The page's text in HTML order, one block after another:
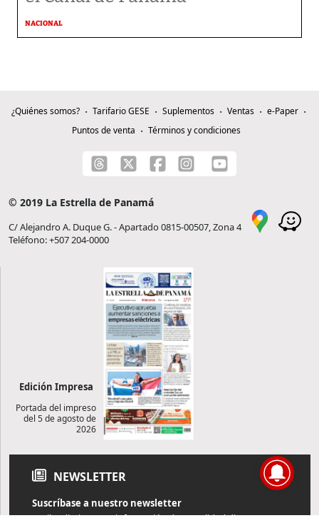
NACIONAL
¿Quiénes somos? Tarifario GESE Suplementos Ventas
e-Paper
Puntos de venta
Términos y condiciones
© 2019 La Estrella de Panamá
C/ Alejandro A. Duque G. - Apartado 0815-00507, Zona 4
Teléfono: +507 204-0000
Edición Impresa
Portada del impreso
del 5 de agosto de
2026
NEWSLETTER
Suscríbase a nuestro newsletter
Reciba diariamente información de actualidad directamente en